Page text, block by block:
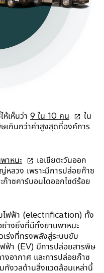
เห็นว่า 9 ใน 10 คน
p
s
i
n
w
t
a
b
ใน
เกินกว่าค่าสูงสุดที่องค์การ
าหนะo
p
e
i
n
a
n
e
w
เอเชียตะวันออก
หลวง เพราะมีการปล่อยก๊าซ
าซคาร์บอนไดออกไซด์ร้อย
บไฟฟ้า (electrification) ทั้ง
ย่างยิ่งที่มีทั้งยานพาหนะ
เร่งที่ทรงพลังสู่ระบบขับ
ฟ้า (EV) มีการปล่อยสารพิษ
อากาศ และการปล่อยก๊าซ
กังวลด้านสิ่งแวดล้อมเหล่านี้